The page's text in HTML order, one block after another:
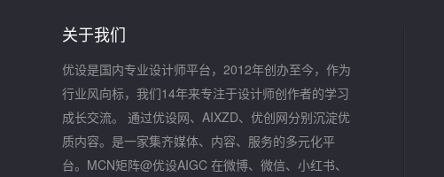
关于我们
优设是国内专业设计师平台，2012年创办至今，作为
行业风向标，我们14年来专注于设计师创作者的学习
成长交流。 通过优设网、AIXZD、优创网分别沉淀优
质内容。是一家集齐媒体、内容、服务的多元化平
台。MCN矩阵@优设AIGC 在微博、微信、小红书、